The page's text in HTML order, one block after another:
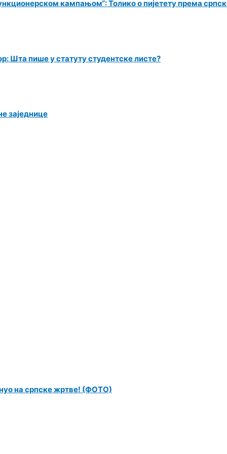
кампањом“: Толико о пијетету према
Шта пише у статуту студентске листе?
заједнице
на српске жртве! (ФОТО)